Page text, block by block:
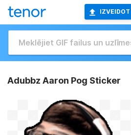
IZVEIDOT
Adubbz Aaron Pog Sticker